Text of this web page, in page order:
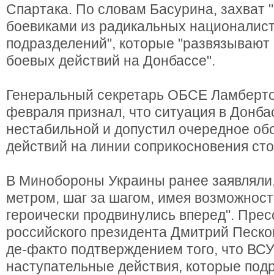
Спартака. По словам Басурина, захват
боевиками из радикальных
подразделений", которые "развязывают
боевых действий на Донбассе".
Генеральный секретарь ОБСЕ
февраля признал, что ситуация в
нестабильной и допустил очередное
действий на линии соприкосновения
В Минобороны Украины ранее
метром, шаг за шагом, имея
героически продвинулись вперед".
российского президента Дмитрий
де-факто подтверждением того, что
наступательные действия, которые